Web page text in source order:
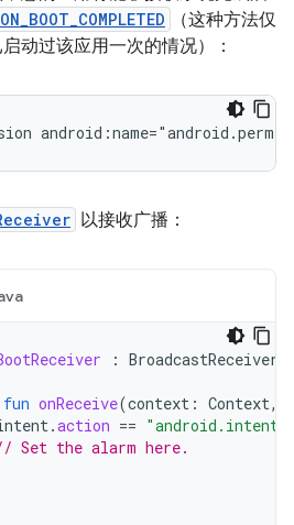
（这种方法仅
动过该应用一次的情况）：
以接收广播：
: BroadcastReceiver
fun onReceive(context : Context,
.action ==
Set the alarm here.